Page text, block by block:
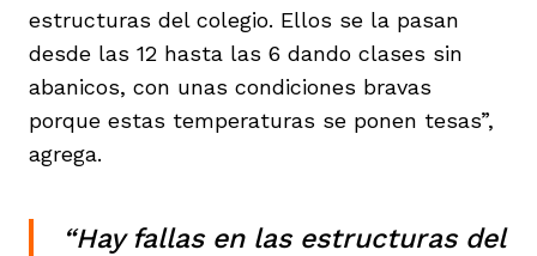
estructuras del colegio. Ellos se la pasan
desde las 12 hasta las 6 dando clases sin
abanicos, con unas condiciones bravas
porque estas temperaturas se ponen tesas”,
agrega.
“Hay fallas en las estructuras del